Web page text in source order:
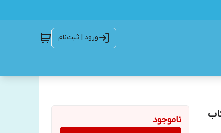
ورود | ثبت‌نام
ناموجود